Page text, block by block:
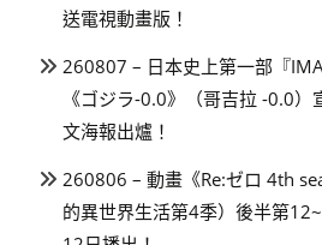
送電視動畫版！
260807 – 日本史上第一部『
《ゴジラ-0.0》（哥吉拉 -0.0
文海報出爐！
260806 – 動畫《Re:ゼロ 4th
的異世界生活第4季）後半第